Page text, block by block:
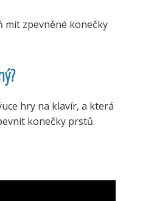
mít zpevněné konečky
hry na klavír, a která
konečky prstů.